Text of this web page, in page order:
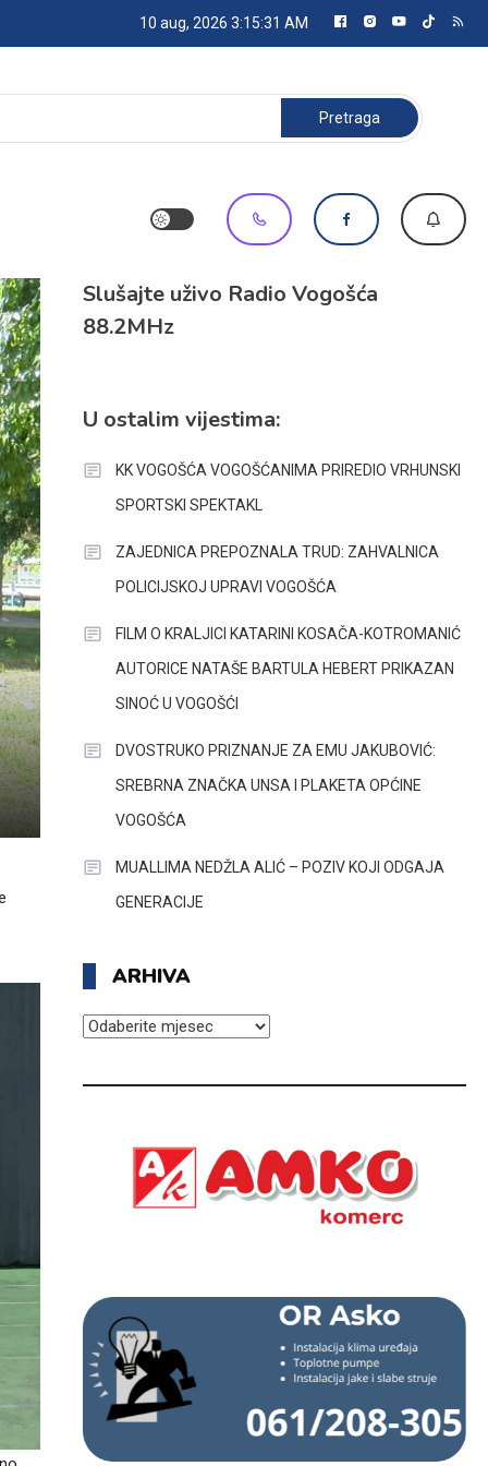
10 aug, 2026 3:15:32 AM
Pretraga:
Slušajte uživo Radio Vogošća
88.2MHz
U ostalim vijestima:
KK VOGOŠĆA VOGOŠĆANIMA PRIREDIO VRHUNSKI
SPORTSKI SPEKTAKL
ZAJEDNICA PREPOZNALA TRUD: ZAHVALNICA
POLICIJSKOJ UPRAVI VOGOŠĆA
FILM O KRALJICI KATARINI KOSAČA-KOTROMANIĆ
AUTORICE NATAŠE BARTULA HEBERT PRIKAZAN
SINOĆ U VOGOŠĆI
DVOSTRUKO PRIZNANJE ZA EMU JAKUBOVIĆ:
SREBRNA ZNAČKA UNSA I PLAKETA OPĆINE
VOGOŠĆA
MUALLIMA NEDŽLA ALIĆ – POZIV KOJI ODGAJA
GENERACIJE
ARHIVA
ARHIVA